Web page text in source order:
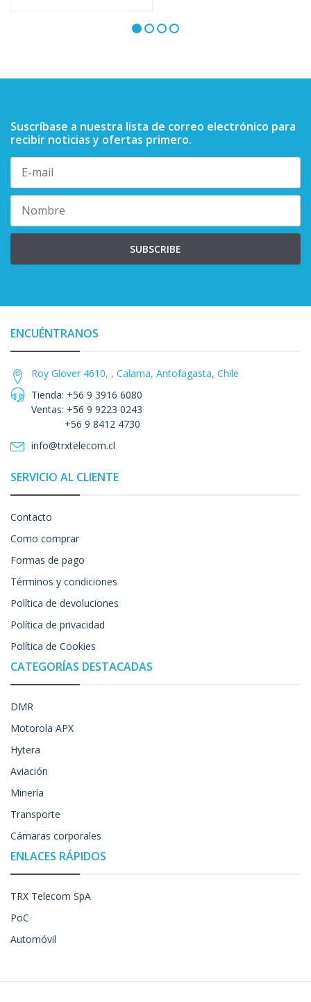
Suscríbase a nuestra lista de correo electrónico para
recibir noticias y ofertas primero.
SUBSCRIBE
ENCUÉNTRANOS
Roy Glover 4610, , Calama, Antofagasta, Chile
Tienda: +56 9 3916 6080
Ventas: +56 9 9223 0243
+56 9 8412 4730
info@trxtelecom.cl
SERVICIO AL CLIENTE
Contacto
Como comprar
Formas de pago
Términos y condiciones
Política de devoluciones
Política de privacidad
Política de Cookies
CATEGORÍAS DESTACADAS
DMR
Motorola APX
Hytera
Aviación
Minería
Transporte
Cámaras corporales
ENLACES RÁPIDOS
TRX Telecom SpA
PoC
Automóvil